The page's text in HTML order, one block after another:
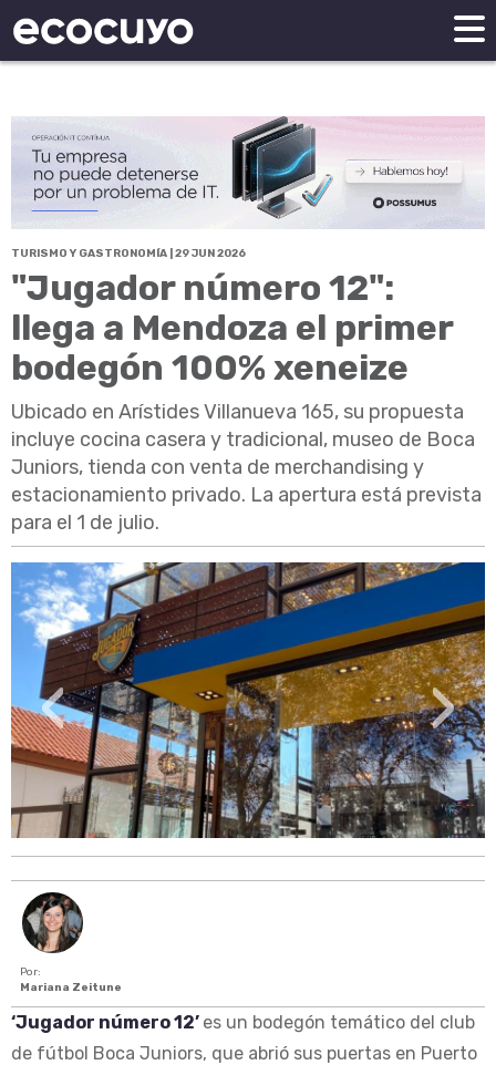
TURISMO Y GASTRONOMÍA | 29 JUN 2026
"Jugador número 12":
llega a Mendoza el primer
bodegón 100% xeneize
Ubicado en Arístides Villanueva 165, su propuesta
incluye cocina casera y tradicional, museo de Boca
Juniors, tienda con venta de merchandising y
estacionamiento privado. La apertura está prevista
para el 1 de julio.
‹ ›
Por:
Mariana Zeitune
‘Jugador número 12’ es un bodegón temático del club
de fútbol Boca Juniors, que abrió sus puertas en Puerto